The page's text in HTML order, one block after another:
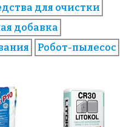
для очистки
добавка
Робот-пылесос